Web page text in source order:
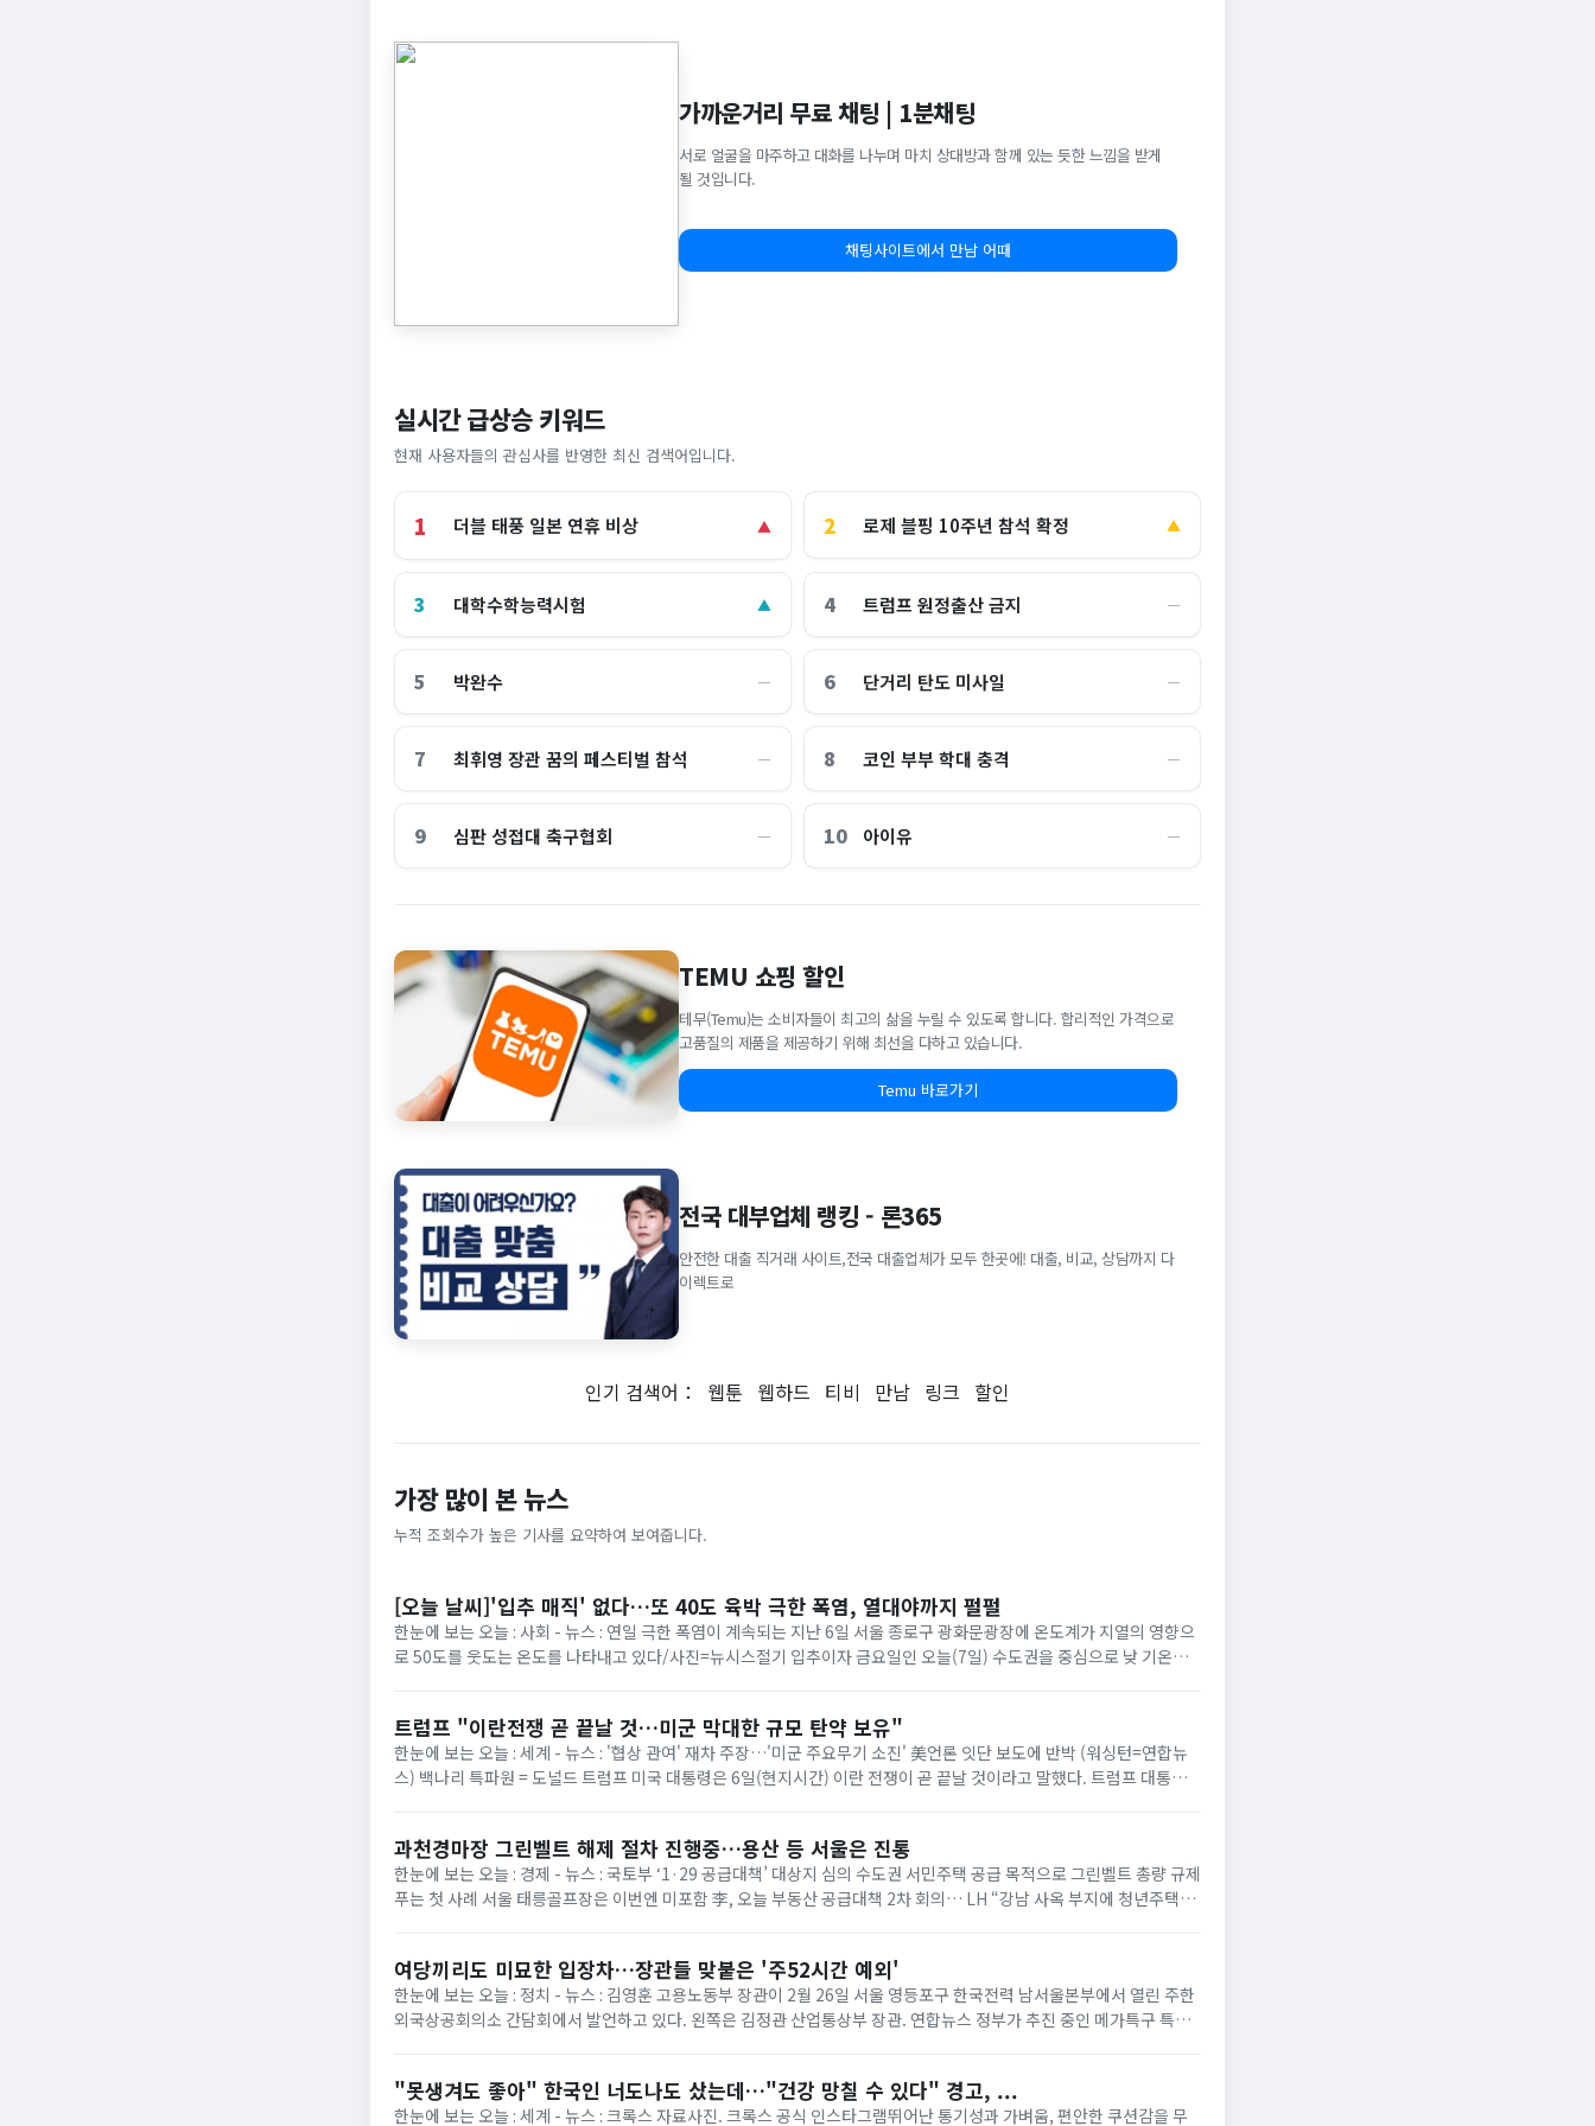
가까운거리 무료 채팅 | 1분채팅
서로 얼굴을 마주하고 대화를 나누며 마치 상대방과 함께 있는 듯한 느낌을 받게
될 것입니다.
채팅사이트에서 만남 어때
실시간 급상승 키워드
현재 사용자들의 관심사를 반영한 최신 검색어입니다.
1 더블 태풍 일본 연휴 비상 ▲ 2 로제 블핑 10주년 참석 확정 ▲
3 대학수학능력시험 ▲ 4 트럼프 원정출산 금지 ―
5 박완수 ― 6 단거리 탄도 미사일 ―
7 최휘영 장관 꿈의 페스티벌 참석 ― 8 코인 부부 학대 충격 ―
9 심판 성접대 축구협회 ― 10 아이유 ―
TEMU 쇼핑 할인
테무(Temu)는 소비자들이 최고의 삶을 누릴 수 있도록 합니다. 합리적인 가격으로
고품질의 제품을 제공하기 위해 최선을 다하고 있습니다.
Temu 바로가기
전국 대부업체 랭킹 - 론365
안전한 대출 직거래 사이트,전국 대출업체가 모두 한곳에! 대출, 비교, 상담까지 다
이렉트로
인기 검색어： 웹툰 웹하드 티비 만남 링크 할인
가장 많이 본 뉴스
누적 조회수가 높은 기사를 요약하여 보여줍니다.
[오늘 날씨]'입추 매직' 없다…또 40도 육박 극한 폭염, 열대야까지 펄펄
한눈에 보는 오늘 : 사회 - 뉴스 : 연일 극한 폭염이 계속되는 지난 6일 서울 종로구 광화문광장에 온도계가 지열의 영향으
로 50도를 웃도는 온도를 나타내고 있다/사진=뉴시스절기 입추이자 금요일인 오늘(7일) 수도권을 중심으로 낮 기온이
트럼프 "이란전쟁 곧 끝날 것…미군 막대한 규모 탄약 보유"
한눈에 보는 오늘 : 세계 - 뉴스 : '협상 관여' 재차 주장…'미군 주요무기 소진' 美언론 잇단 보도에 반박 (워싱턴=연합뉴
스) 백나리 특파원 = 도널드 트럼프 미국 대통령은 6일(현지시간) 이란 전쟁이 곧 끝날 것이라고 말했다. 트럼프 대통령
과천경마장 그린벨트 해제 절차 진행중…용산 등 서울은 진통
한눈에 보는 오늘 : 경제 - 뉴스 : 국토부 ‘1·29 공급대책’ 대상지 심의 수도권 서민주택 공급 목적으로 그린벨트 총량 규제
푸는 첫 사례 서울 태릉골프장은 이번엔 미포함 李, 오늘 부동산 공급대책 2차 회의… LH “강남 사옥 부지에 청년주택”
여당끼리도 미묘한 입장차…장관들 맞붙은 '주52시간 예외'
한눈에 보는 오늘 : 정치 - 뉴스 : 김영훈 고용노동부 장관이 2월 26일 서울 영등포구 한국전력 남서울본부에서 열린 주한
외국상공회의소 간담회에서 발언하고 있다. 왼쪽은 김정관 산업통상부 장관. 연합뉴스 정부가 추진 중인 메가특구 특별
"못생겨도 좋아" 한국인 너도나도 샀는데…"건강 망칠 수 있다" 경고, ...
한눈에 보는 오늘 : 세계 - 뉴스 : 크록스 자료사진. 크록스 공식 인스타그램뛰어난 통기성과 가벼움, 편안한 쿠션감을 무